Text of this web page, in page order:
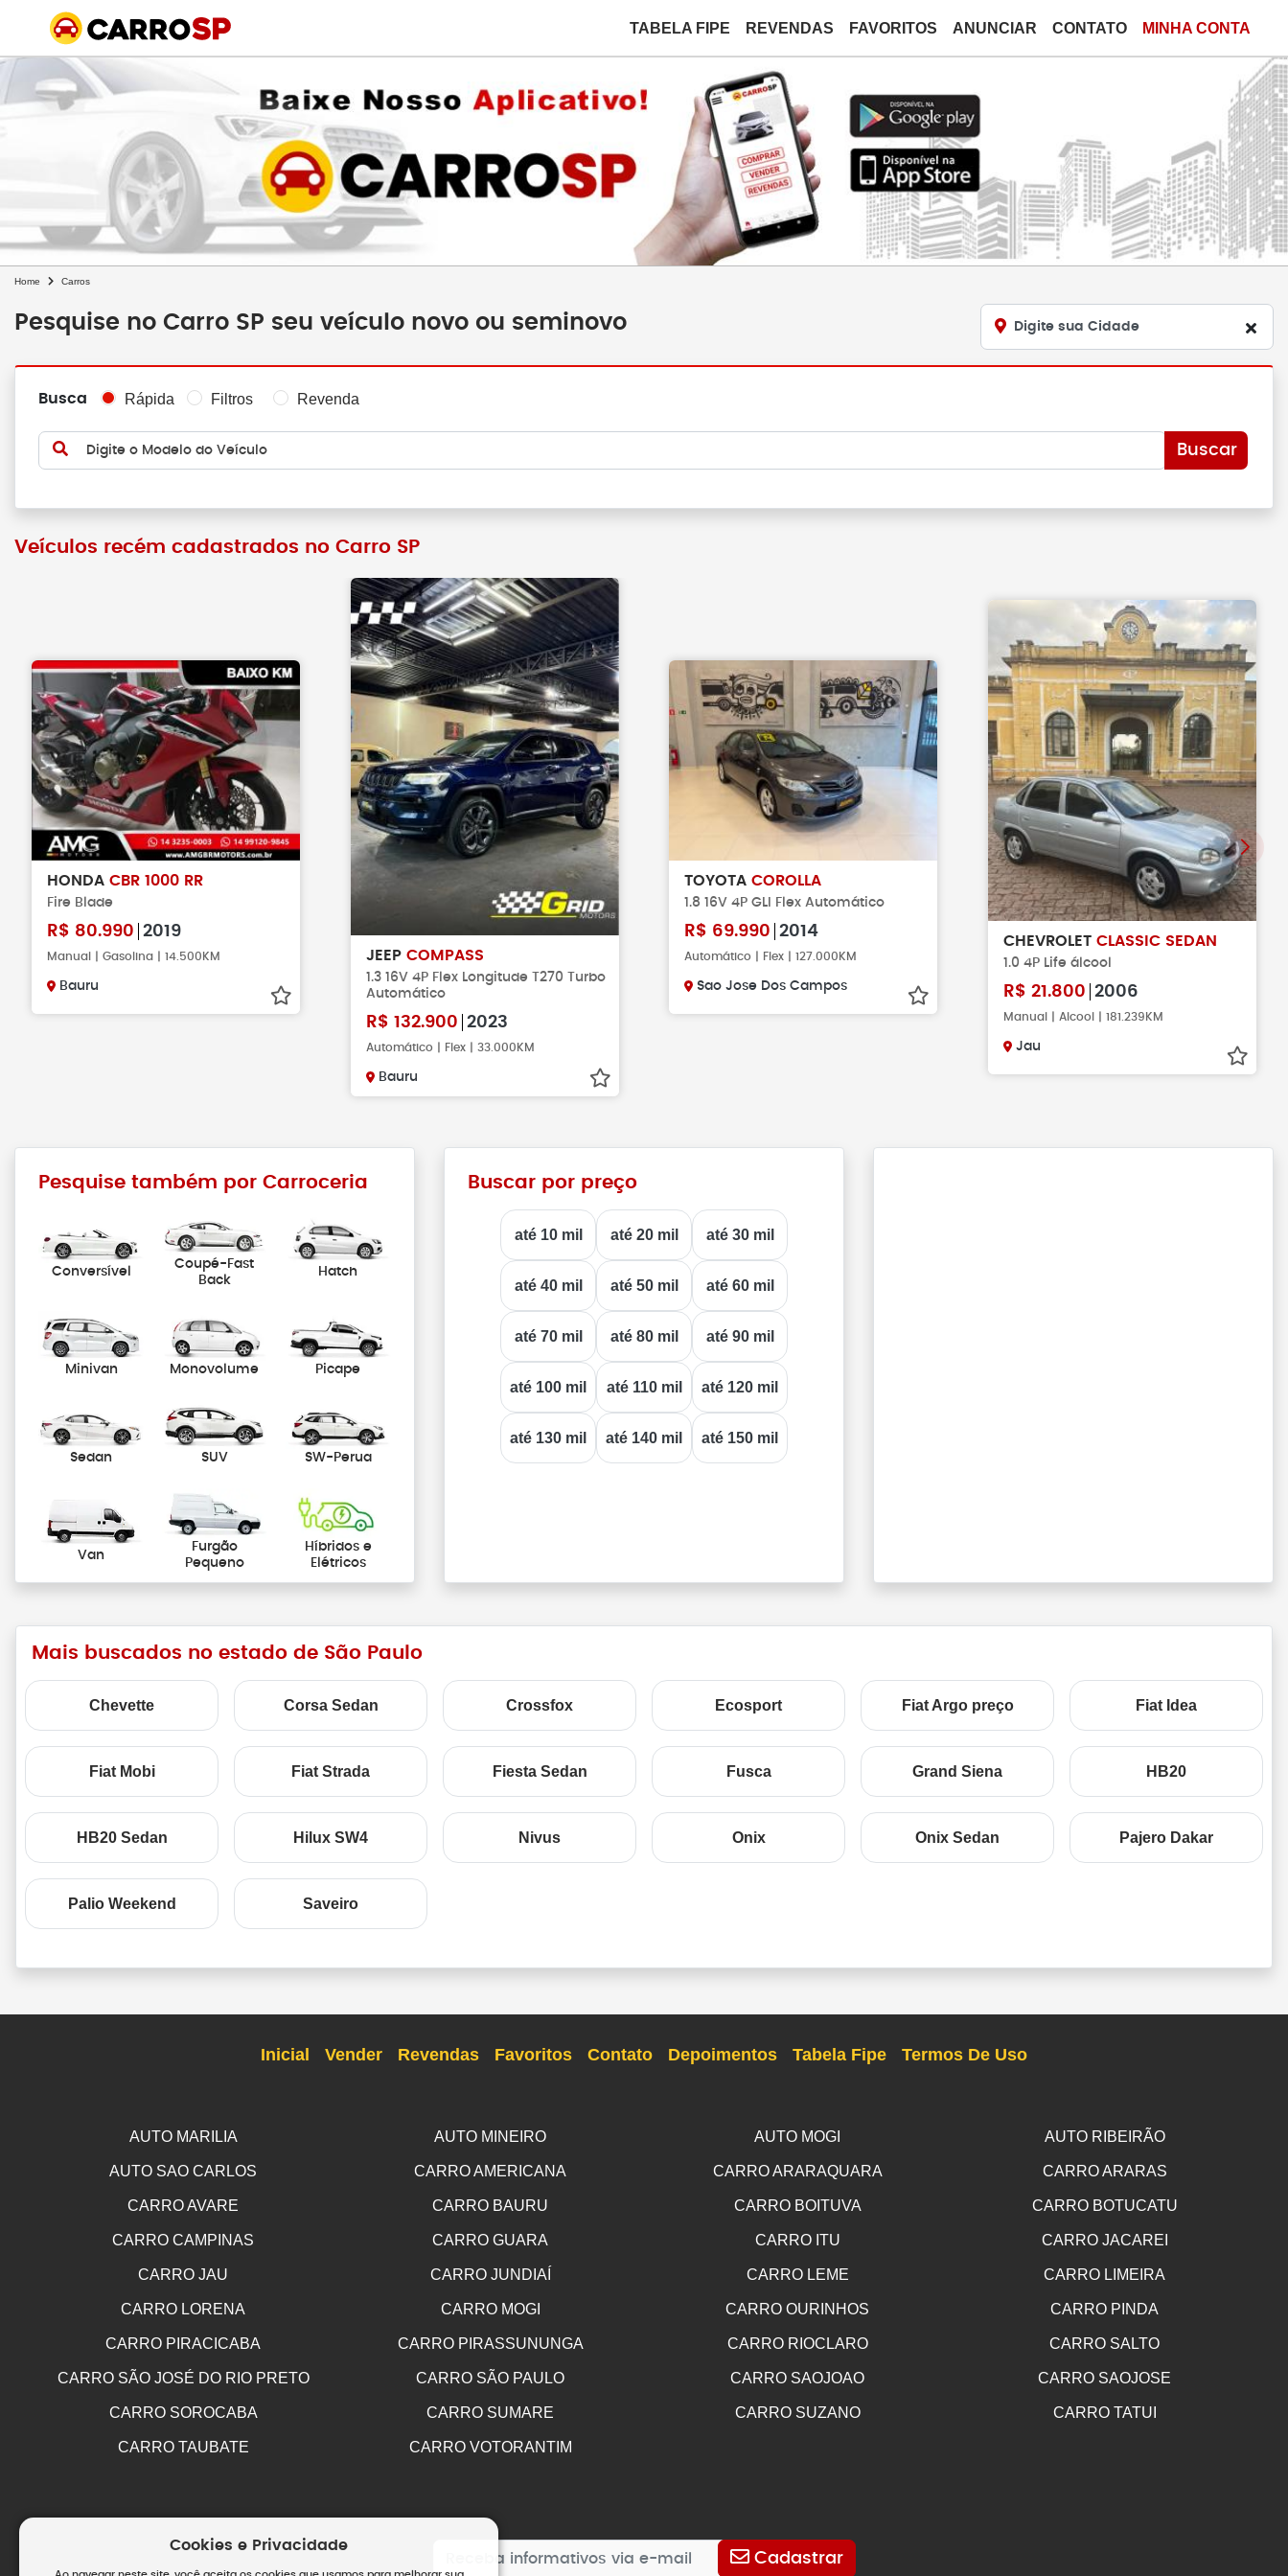
TABELA FIPE REVENDAS FAVORITOS ANUNCIAR CONTATO MINHA CONTA
Home Carros
Pesquise no Carro SP seu veículo novo ou seminovo Digite sua Cidade
Busca Rápida Filtros Revenda
Digite o Modelo do Veículo Buscar
Veículos recém cadastrados no Carro SP
HONDACBR 1000 RR
Fire Blade
R$ 80.990 2019
Manual | Gasolina | 14.500KM
Bauru
JEEP COMPASS
1.3 16V 4P Flex Longitude T270 Turbo
Automático
R$ 132.900 2023
Automático | Flex | 33.000KM
Bauru
TOYOTACOROLLA
1.8 16V 4P GLI Flex Automático
R$ 69.990 2014
Automático | Flex | 127.000KM
Sao Jose Dos Campos
CHEVROLET CLASSIC SEDAN
1.0 4P Life álcool
R$ 21.800 2006
Manual | Alcool | 181.239KM
Jau
Pesquise também por Carroceria
Conversível
Coupé-Fast
Back
Hatch
Minivan Monovolume Picape
Sedan SUV SW-Perua
Van
Furgão
Pequeno
Híbridos e
Elétricos
Buscar por preço
até 10 mil até 20 mil até 30 mil
até 40 mil até 50 mil até 60 mil
até 70 mil até 80 mil até 90 mil
até 100 mil até 110 mil até 120 mil
até 130 mil até 140 mil até 150 mil
Mais buscados no estado de São Paulo
Chevette Corsa Sedan Crossfox Ecosport Fiat Argo preço Fiat Idea
Fiat Mobi Fiat Strada Fiesta Sedan Fusca Grand Siena HB20
HB20 Sedan Hilux SW4 Nivus Onix Onix Sedan Pajero Dakar
Palio Weekend Saveiro
Inicial Vender Revendas Favoritos Contato Depoimentos Tabela Fipe Termos De Uso
AUTO MARILIA AUTO MINEIRO AUTO MOGI AUTO RIBEIRÃO
AUTO SAO CARLOS CARRO AMERICANA CARRO ARARAQUARA CARRO ARARAS
CARRO AVARE CARRO BAURU CARRO BOITUVA CARRO BOTUCATU
CARRO CAMPINAS CARRO GUARA CARRO ITU CARRO JACAREI
CARRO JAU CARRO JUNDIAÍ CARRO LEME CARRO LIMEIRA
CARRO LORENA CARRO MOGI CARRO OURINHOS CARRO PINDA
CARRO PIRACICABA CARRO PIRASSUNUNGA CARRO RIOCLARO CARRO SALTO
CARRO SÃO JOSÉ DO RIO PRETO CARRO SÃO PAULO CARRO SAOJOAO CARRO SAOJOSE
CARRO SOROCABA CARRO SUMARE CARRO SUZANO CARRO TATUI
CARRO TAUBATE CARRO VOTORANTIM
Cadastrar
Cookies e Privacidade